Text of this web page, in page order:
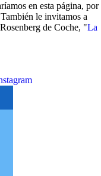
en esta página, por
le invitamos a
de Coche, "La